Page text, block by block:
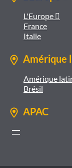
L'Europe 
France
Italie
Amérique
Amérique
Brésil
APAC